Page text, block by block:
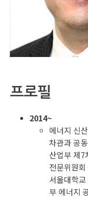
프로필
2014~
에너지 신
차관과 공
산업부 제7
전문위원회
서울대학
부 에너지